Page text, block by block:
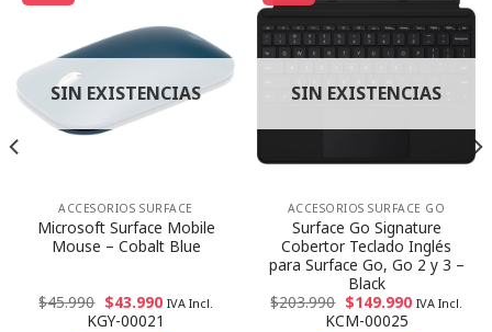
SIN EXISTENCIAS
ACCESORIOS SURFACE
Microsoft Surface Mobile
Mouse – Cobalt Blue
$45.990 $43.990 IVA Incl.
KGY-00021
SIN EXISTENCIAS
ACCESORIOS SURFACE GO
Surface Go Signature
Cobertor Teclado Inglés
para Surface Go, Go 2 y 3 –
Black
$203.990 $149.990 IVA Incl.
KCM-00025